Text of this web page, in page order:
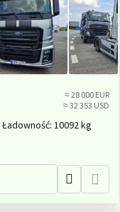
≈ 28 000 EUR
≈ 32 353 USD
Ładowność: 10092 kg